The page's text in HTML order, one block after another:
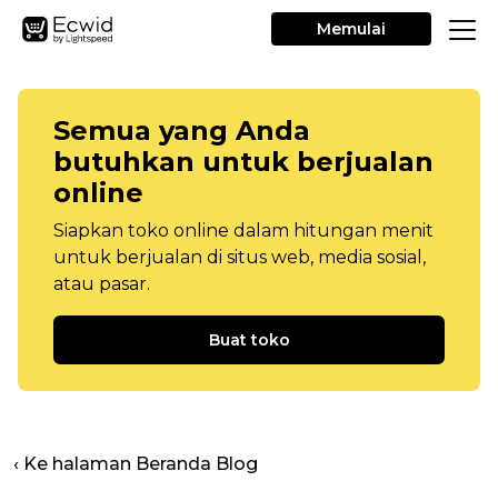
Memulai
Semua yang Anda
butuhkan untuk berjualan
online
Siapkan toko online dalam hitungan menit
untuk berjualan di situs web, media sosial,
atau pasar.
Buat toko
‹ Ke halaman Beranda Blog